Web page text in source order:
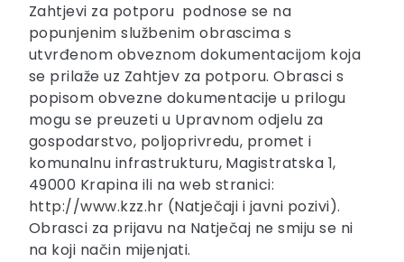
Zahtjevi za potporu podnose se na
popunjenim službenim obrascima s
utvrđenom obveznom dokumentacijom koja
se prilaže uz Zahtjev za potporu. Obrasci s
popisom obvezne dokumentacije u prilogu
mogu se preuzeti u Upravnom odjelu za
gospodarstvo, poljoprivredu, promet i
komunalnu infrastrukturu, Magistratska 1,
49000 Krapina ili na web stranici:
http://www.kzz.hr (Natječaji i javni pozivi).
Obrasci za prijavu na Natječaj ne smiju se ni
na koji način mijenjati.